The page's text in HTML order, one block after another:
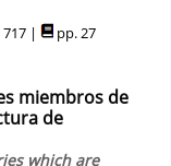
717 | pp. 27
miembros de
de
which are